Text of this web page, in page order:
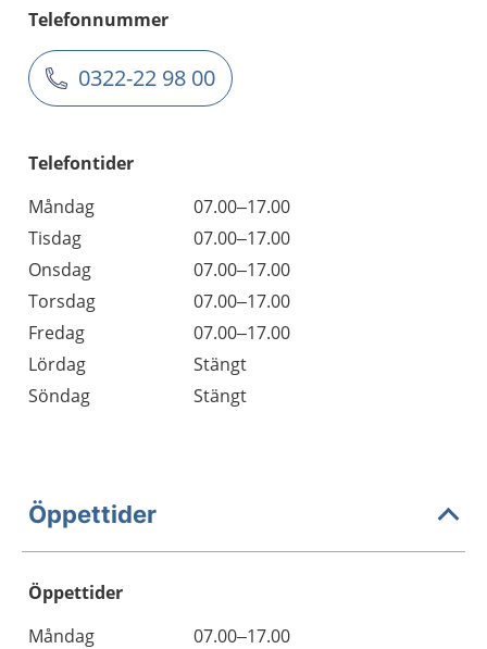
Telefonnummer
0322-22 98 00
Telefontider
Måndag
07.00–17.00
Tisdag
07.00–17.00
Onsdag
07.00–17.00
Torsdag
07.00–17.00
Fredag
07.00–17.00
Lördag
Stängt
Söndag
Stängt
Öppettider
Öppettider
Dag
Öppettider
Kommentarer
Måndag
07.00–17.00